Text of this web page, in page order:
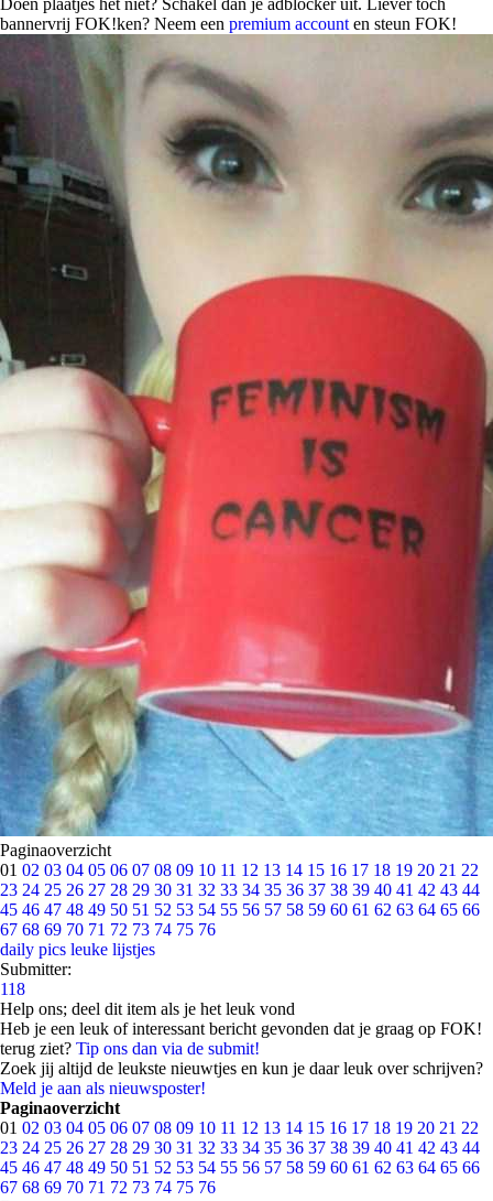
Doen plaatjes het niet? Schakel dan je adblocker uit. Liever toch
bannervrij FOK!ken? Neem een premium account en steun FOK!
Paginaoverzicht
01 02 03 04 05 06 07 08 09 10 11 12 13 14 15 16 17 18 19 20 21 22
23 24 25 26 27 28 29 30 31 32 33 34 35 36 37 38 39 40 41 42 43 44
45 46 47 48 49 50 51 52 53 54 55 56 57 58 59 60 61 62 63 64 65 66
67 68 69 70 71 72 73 74 75 76
daily pics leuke lijstjes
Submitter:
118
Help ons; deel dit item als je het leuk vond
Heb je een leuk of interessant bericht gevonden dat je graag op FOK!
terug ziet? Tip ons dan via de submit!
Zoek jij altijd de leukste nieuwtjes en kun je daar leuk over schrijven?
Meld je aan als nieuwsposter!
Paginaoverzicht
01 02 03 04 05 06 07 08 09 10 11 12 13 14 15 16 17 18 19 20 21 22
23 24 25 26 27 28 29 30 31 32 33 34 35 36 37 38 39 40 41 42 43 44
45 46 47 48 49 50 51 52 53 54 55 56 57 58 59 60 61 62 63 64 65 66
67 68 69 70 71 72 73 74 75 76